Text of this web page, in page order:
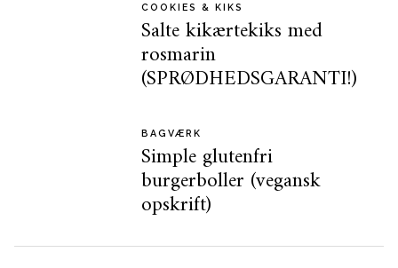
COOKIES & KIKS
Salte kikærtekiks med
rosmarin
(SPRØDHEDSGARANTI!)
BAGVÆRK
Simple glutenfri
burgerboller (vegansk
opskrift)